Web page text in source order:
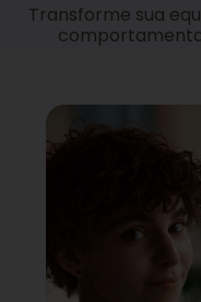
Transforme sua